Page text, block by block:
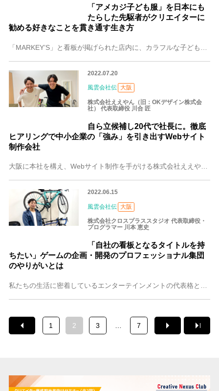
「アメカジ子ども服」を日本にも
たらした先駆者がクリエイターに
勧める好きなことを貫き通す生き方
2022.07.20
風雲会社伝 大阪
株式会社ええやん（旧：OKデザイン株式会
社） 代表取締役 川合 匠
自ら立候補し20代で社長に。徹底
ヒアリングで中小企業の「強み」を引き出すWebサイト
制作会社
大阪に本社を構え、Webサイト制作を手がける株式会社ええやん（旧：OKデザイン株式会社）。手がけるWebサイトはユニークなイラストやキャッチコピーでひときわ目を
2022.06.15
風雲会社伝 大阪
株式会社クロスプラススタジオ 代表取締役・
プログラマー 川本 恵史
「自社の看板となるタイトルを持
ちたい」ゲームの企画・開発のプロフェッショナル集団
のやりがいとは
1 2 3 … 7